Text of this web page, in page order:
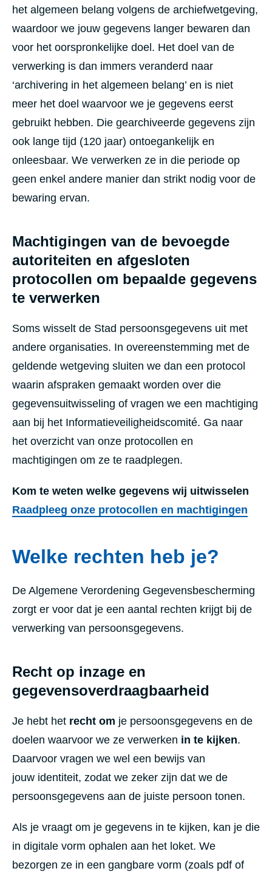
het algemeen belang volgens de archiefwetgeving,
waardoor we jouw gegevens langer bewaren dan
voor het oorspronkelijke doel. Het doel van de
verwerking is dan immers veranderd naar
‘archivering in het algemeen belang’ en is niet
meer het doel waarvoor we je gegevens eerst
gebruikt hebben. Die gearchiveerde gegevens zijn
ook lange tijd (120 jaar) ontoegankelijk en
onleesbaar. We verwerken ze in die periode op
geen enkel andere manier dan strikt nodig voor de
bewaring ervan.
Machtigingen van de bevoegde
autoriteiten en afgesloten
protocollen om bepaalde gegevens
te verwerken
Soms wisselt de Stad persoonsgegevens uit met
andere organisaties. In overeenstemming met de
geldende wetgeving sluiten we dan een protocol
waarin afspraken gemaakt worden over die
gegevensuitwisseling of vragen we een machtiging
aan bij het Informatieveiligheidscomité. Ga naar
het overzicht van onze protocollen en
machtigingen om ze te raadplegen.
Kom te weten welke gegevens wij uitwisselen
Raadpleeg onze protocollen en machtigingen
Welke rechten heb je?
De Algemene Verordening Gegevensbescherming
zorgt er voor dat je een aantal rechten krijgt bij de
verwerking van persoonsgegevens.
Recht op inzage en
gegevensoverdraagbaarheid
Je hebt het recht om je persoonsgegevens en de
doelen waarvoor we ze verwerken in te kijken.
Daarvoor vragen we wel een bewijs van
jouw identiteit, zodat we zeker zijn dat we de
persoonsgegevens aan de juiste persoon tonen.
Als je vraagt om je gegevens in te kijken, kan je die
in digitale vorm ophalen aan het loket. We
bezorgen ze in een gangbare vorm (zoals pdf of